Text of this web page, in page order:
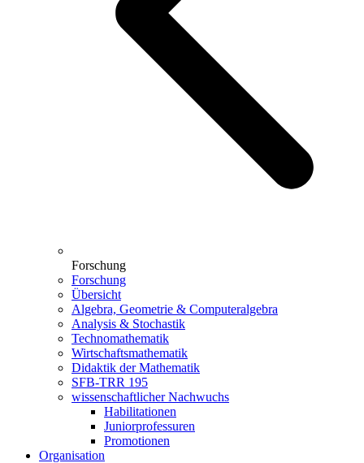
Forschung
Forschung
Übersicht
Algebra, Geometrie & Computeralgebra
Analysis & Stochastik
Technomathematik
Wirtschaftsmathematik
Didaktik der Mathematik
SFB-TRR 195
wissenschaftlicher Nachwuchs
Habilitationen
Juniorprofessuren
Promotionen
Organisation